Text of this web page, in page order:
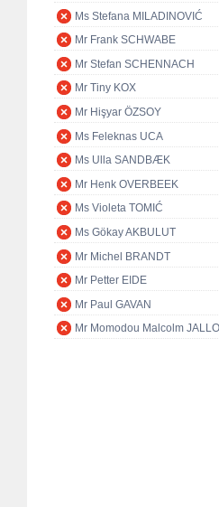
Ms Stefana MILADINOVIĆ
Mr Frank SCHWABE
Mr Stefan SCHENNACH
Mr Tiny KOX
Mr Hişyar ÖZSOY
Ms Feleknas UCA
Ms Ulla SANDBÆK
Mr Henk OVERBEEK
Ms Violeta TOMIĆ
Ms Gökay AKBULUT
Mr Michel BRANDT
Mr Petter EIDE
Mr Paul GAVAN
Mr Momodou Malcolm